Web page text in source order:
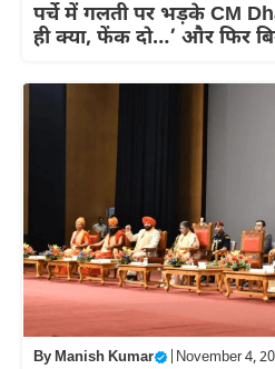
पर्चे में गलती पर भड़के CM
ही क्या, फेंक दो…’ और फ‍िर
ByManish Kumar November 4,